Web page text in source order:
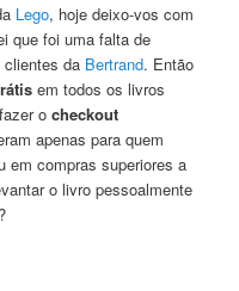
Lego, hoje deixo-vos com
que foi uma falta de
clientes da Bertrand. Então
em todos os livros
ocheckout
apenas para quem
em compras superiores a
o livro pessoalmente